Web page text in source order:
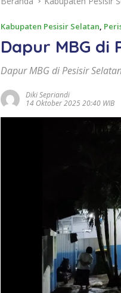
Kabupaten Pesisir Selatan,
Dapur MBG di
Dapur MBG di Pesisir
Diki Sepriandi
14 Oktober 2025 20:40 WIB